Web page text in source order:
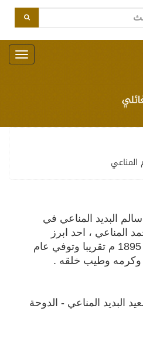
Toggle
navigation
البديد المناعي في
المناعي ، احد ابرز
رجال ابوظلوف. ولد عام 1895 م تقريبا وتوفي عام
البديد المناعي - الدوحة